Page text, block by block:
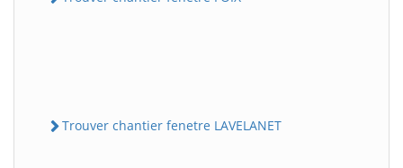
Trouver chantier fenetre LAVELANET